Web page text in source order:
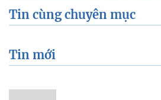
Tin cùng chuyên mục
Tin mới